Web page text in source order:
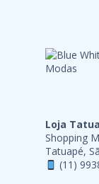
Loja
Shopping
Tatuapé,
(11)